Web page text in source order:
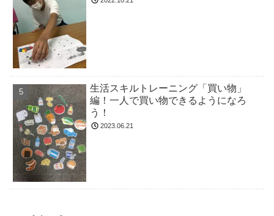
生活スキルトレーニング「買い物」
編！一人で買い物できるようになろ
う！
2023.06.21